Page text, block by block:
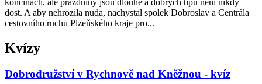
končinách, ale prázdniny jsou dlouhé a dobrých tipů není nikdy
dost. A aby nehrozila nuda, nachystal spolek Dobroslav a Centrála
cestovního ruchu Plzeňského kraje pro...
Kvízy
Dobrodružství v Rychnově nad Kněžnou - kvíz